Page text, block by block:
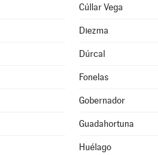
Cúllar Vega
Diezma
Dúrcal
Fonelas
Gobernador
Guadahortuna
Huélago